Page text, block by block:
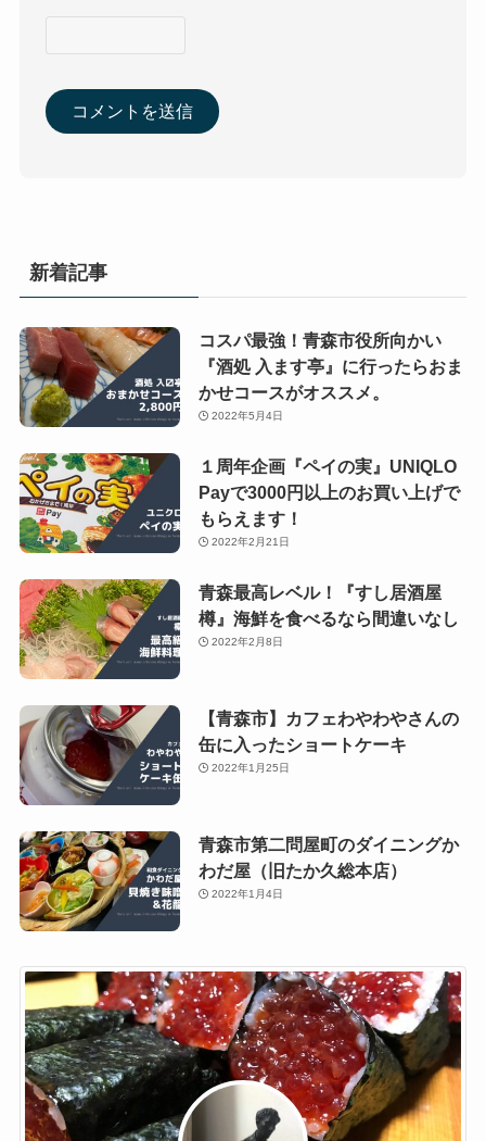
新着記事
コスパ最強！青森市役所向かい
『酒処 入ます亭』に行ったらおま
かせコースがオススメ。
2022年5月4日
１周年企画『ペイの実』UNIQLO
Payで3000円以上のお買い上げで
もらえます！
2022年2月21日
青森最高レベル！『すし居酒屋
樽』海鮮を食べるなら間違いなし
2022年2月8日
【青森市】カフェわやわやさんの
缶に入ったショートケーキ
2022年1月25日
青森市第二問屋町のダイニングか
わだ屋（旧たか久総本店）
2022年1月4日